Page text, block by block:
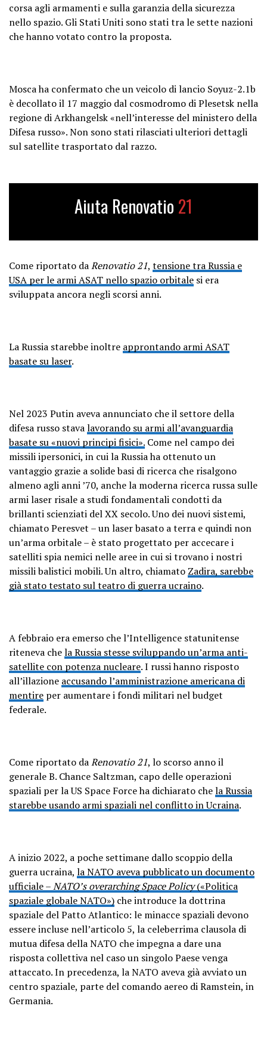
corsa agli armamenti e sulla garanzia della sicurezza
nello spazio. Gli Stati Uniti sono stati tra le sette nazioni
che hanno votato contro la proposta.
Mosca ha confermato che un veicolo di lancio Soyuz-2.1b
è decollato il 17 maggio dal cosmodromo di Plesetsk nella
regione di Arkhangelsk «nell’interesse del ministero della
Difesa russo». Non sono stati rilasciati ulteriori dettagli
sul satellite trasportato dal razzo.
Aiuta Renovatio 21
Come riportato daRenovatio 21, tensione tra Russia e
USA per le armi ASAT nello spazio orbitale si era
sviluppata ancora negli scorsi anni.
La Russia starebbe inoltre approntando armi ASAT
basate su laser.
Nel 2023 Putin aveva annunciato che il settore della
difesa russo stavalavorando su armi all’avanguardia
basate su «nuovi principi fisici». Come nel campo dei
missili ipersonici, in cui la Russia ha ottenuto un
vantaggio grazie a solide basi di ricerca che risalgono
almeno agli anni ’70, anche la moderna ricerca russa sulle
armi laser risale a studi fondamentali condotti da
brillanti scienziati del XX secolo. Uno dei nuovi sistemi,
chiamato Peresvet – un laser basato a terra e quindi non
un’arma orbitale – è stato progettato per accecare i
satelliti spia nemici nelle aree in cui si trovano i nostri
missili balistici mobili. Un altro, chiamato Zadira, sarebbe
già stato testato sul teatro di guerra ucraino.
A febbraio era emerso che l’Intelligence statunitense
riteneva chela Russia stesse sviluppando un’arma anti-
satellite con potenza nucleare. I russi hanno risposto
all’illazione accusando l’amministrazione americana di
mentire per aumentare i fondi militari nel budget
federale.
Come riportato daRenovatio 21, lo scorso anno il
generale B. Chance Saltzman, capo delle operazioni
spaziali per la US Space Force ha dichiarato chela Russia
starebbe usando armi spaziali nel conflitto in Ucraina.
A inizio 2022, a poche settimane dallo scoppio della
guerra ucraina, la NATO aveva pubblicato un documento
ufficiale –NATO’s overarching Space Policy(«Politica
spaziale globale NATO») che introduce la dottrina
spaziale del Patto Atlantico: le minacce spaziali devono
essere incluse nell’articolo 5, la celeberrima clausola di
mutua difesa della NATO che impegna a dare una
risposta collettiva nel caso un singolo Paese venga
attaccato. In precedenza, la NATO aveva già avviato un
centro spaziale, parte del comando aereo di Ramstein, in
Germania.